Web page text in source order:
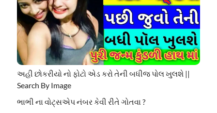
અહી છોકરીયો નો ફોટો એડ કરો તેની બધીજ પોલ ખુલશે ||
Search By Image
ભાભી ના વોટ્સએપ નંબર કેવી રીતે ગોતવા ?